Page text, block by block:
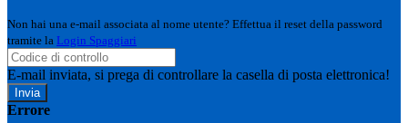
Non hai una e-mail associata al nome utente? Effettua il reset della password
tramite la Login Spaggiari
E-mail inviata, si prega di controllare la casella di posta elettronica!
Errore